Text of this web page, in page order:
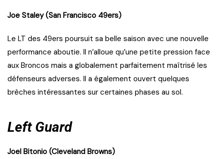
Joe Staley (San Francisco 49ers)
Le LT des 49ers poursuit sa belle saison avec une nouvelle
performance aboutie. Il n’alloue qu’une petite pression face
aux Broncos mais a globalement parfaitement maîtrisé les
défenseurs adverses. Il a également ouvert quelques
brèches intéressantes sur certaines phases au sol.
Left Guard
Joel Bitonio (Cleveland Browns)